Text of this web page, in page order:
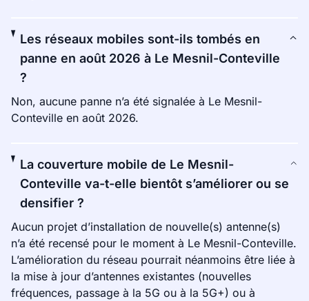
Les réseaux mobiles sont-ils tombés en
panne en août 2026 à Le Mesnil-Conteville
?
Non, aucune panne n’a été signalée à Le Mesnil-
Conteville en août 2026.
La couverture mobile de Le Mesnil-
Conteville va-t-elle bientôt s’améliorer ou se
densifier ?
Aucun projet d’installation de nouvelle(s) antenne(s)
n’a été recensé pour le moment à Le Mesnil-Conteville.
L’amélioration du réseau pourrait néanmoins être liée à
la mise à jour d’antennes existantes (nouvelles
fréquences, passage à la 5G ou à la 5G+) ou à